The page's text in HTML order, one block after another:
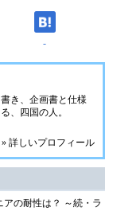
-
き、企画書と仕様
、四国の人。
» 詳しいプロフィール
の耐性は？ ～続・ラ